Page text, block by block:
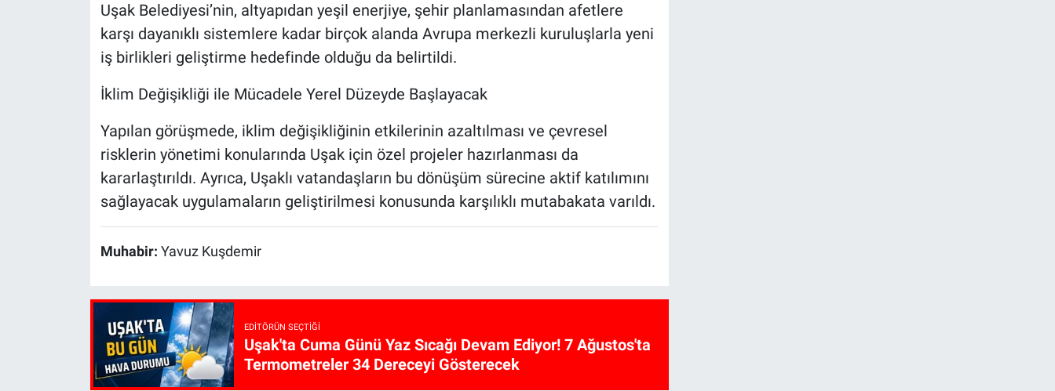
Uşak Belediyesi’nin, altyapıdan yeşil enerjiye, şehir planlamasından afetlere
karşı dayanıklı sistemlere kadar birçok alanda Avrupa merkezli kuruluşlarla yeni
iş birlikleri geliştirme hedefinde olduğu da belirtildi.
İklim Değişikliği ile Mücadele Yerel Düzeyde Başlayacak
Yapılan görüşmede, iklim değişikliğinin etkilerinin azaltılması ve çevresel
risklerin yönetimi konularında Uşak için özel projeler hazırlanması da
kararlaştırıldı. Ayrıca, Uşaklı vatandaşların bu dönüşüm sürecine aktif katılımını
sağlayacak uygulamaların geliştirilmesi konusunda karşılıklı mutabakata varıldı.
Muhabir: Yavuz Kuşdemir
EDITÖRÜN SEÇTIĞI
Uşak'ta Cuma Günü Yaz Sıcağı Devam Ediyor! 7 Ağustos'ta
Termometreler 34 Dereceyi Gösterecek